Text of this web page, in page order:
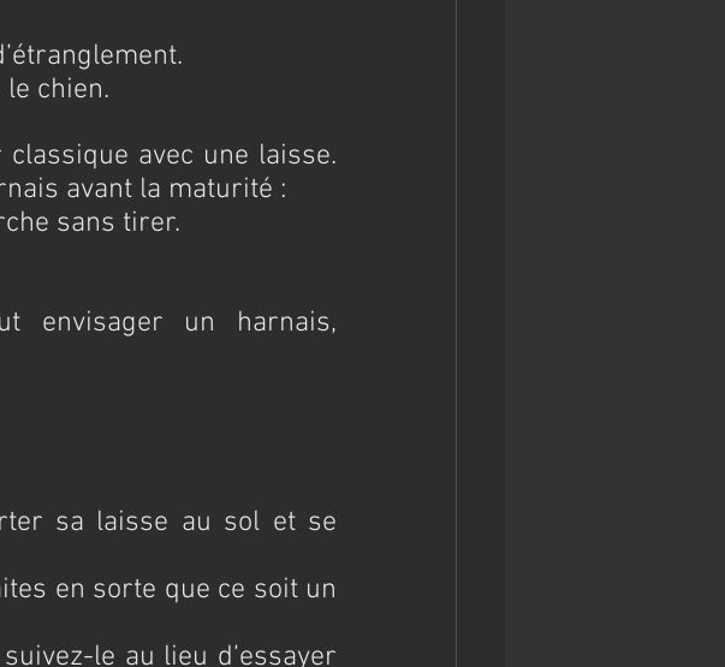
chien.
avec une laisse.
avant la maturité :
sans tirer.
envisager un harnais,
sa laisse au sol et se
en sorte que ce soit un
le au lieu d’essayer